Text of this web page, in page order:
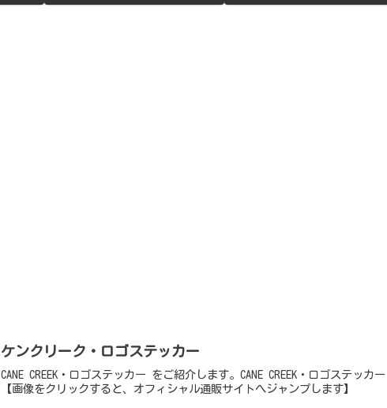
ケンクリーク・ロゴステッカー
CANE CREEK・ロゴステッカー をご紹介します。CANE CREEK・ロゴステッカー
【画像をクリックすると、オフィシャル通販サイトへジャンプします】